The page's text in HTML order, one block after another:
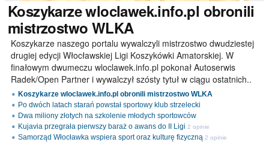
Koszykarzewloclawek.info.pl obronili
mistrzostwo WLKA
Koszykarze naszego portalu wywalczyli mistrzostwo dwudziestej
drugiej edycji Włocławskiej Ligi Koszykówki Amatorskiej. W
finałowym dwumeczu wloclawek.info.pl pokonał Autoserwis
Radek/Open Partner i wywalczył szósty tytuł w ciągu ostatnich..
Koszykarze wloclawek.info.pl obronili mistrzostwo WLKA
Po dwóch latach starań powstał sportowy klub strzelecki
Dwa miliony złotych na szkolenie młodych sportowców
Kujavia przegrała pierwszy baraż o awans do II Ligi 2 opinie
Samorząd Włocławka wspiera sport oraz kulturę fizyczną 2 opinie